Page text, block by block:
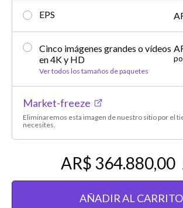
EPS
Cinco imágenes grandes o vídeos
en 4K y HD
Ver todos los tamaños de paquetes
Market-freeze
Eliminaremos esta imagen de nuestro sitio por el
necesites.
AR$ 364.880,00
AÑADIR AL CARRITO